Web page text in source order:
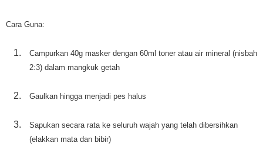
Cara Guna:
Campurkan 40g masker dengan 60ml toner atau air mineral (nisbah
2:3) dalam mangkuk getah
Gaulkan hingga menjadi pes halus
Sapukan secara rata ke seluruh wajah yang telah dibersihkan
(elakkan mata dan bibir)